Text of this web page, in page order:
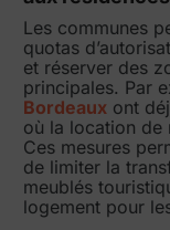
Les communes
quotas
et réserver des
principales. Par
Bordeaux ont
où la location de
Ces mesures
de limiter la
meublés
logement pour